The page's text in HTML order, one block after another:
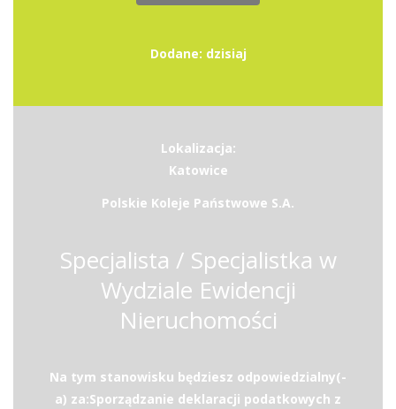
Dodane: dzisiaj
Lokalizacja:
Katowice
Polskie Koleje Państwowe S.A.
Specjalista / Specjalistka w
Wydziale Ewidencji
Nieruchomości
Na tym stanowisku będziesz odpowiedzialny(-
a) za:Sporządzanie deklaracji podatkowych z